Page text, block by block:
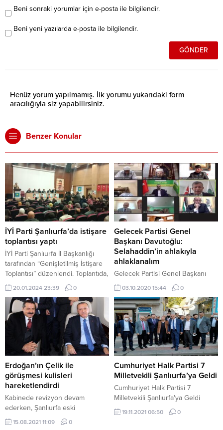
Beni sonraki yorumlar için e-posta ile bilgilendir.
Beni yeni yazılarda e-posta ile bilgilendir.
Henüz yorum yapılmamış. İlk yorumu yukarıdaki form
aracılığıyla siz yapabilirsiniz.
Benzer Konular
İYİ Parti Şanlıurfa’da istişare
toplantısı yaptı
İYİ Parti Şanlıurfa İl Başkanlığı
tarafından “Genişletilmiş İstişare
Toplantısı” düzenlendi. Toplantıda,
il ve ilçe teşkilatlarının seçime
hazırlık çalışmaları ele alındı. İYİ
Parti Şanlıurfa İl Başkanlığı,
“Genişletilmiş İl Teşkilatı İstişare
Toplantısı” düzenledi. Şanlıurfa
Barosu Konferans Salonu’nda
düzenlenen toplantıya, İYİ Parti
Adana Büyükşehir Belediye
Başkan Adayı Ayyüce Türkeş Taş,
İYİ Parti 8....
20.01.2024 23:39 0
Gelecek Partisi Genel
Başkanı Davutoğlu:
Selahaddin’in ahlakıyla
ahlaklanalım
Gelecek Partisi Genel Başkanı
Ahmet Davutoğlu, HÜDA PAR'ın,
uluslararası "2’nci Selahaddin-i
Eyyubi Sempozyumunda yaptığı
konuşmada Selahaddin-i
Eyyubi'nin adil, dahi, ahlaklı bir
şahsiyet olduğuna dikkat çekti.
03.10.2020 15:44 0
Erdoğan’ın Çelik ile
görüşmesi kulisleri
hareketlendirdi
Kabinede revizyon devam
ederken, Şanlıurfa eski
Milletvekillerinden Faruk Çelik’in
Cumhurbaşkanı Recep Tayyip
15.08.2021 11:09 0
Cumhuriyet Halk Partisi 7
Milletvekili Şanlıurfa’ya Geldi
Cumhuriyet Halk Partisi 7
Milletvekili Şanlıurfa'ya Geldi
19.11.2021 06:50 0